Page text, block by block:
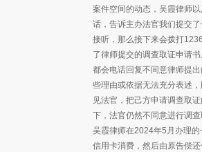
案件空间的动态，吴霞律师
话，告诉主办法官我们提交
接听，那么接下来会拨打
了律师提交的调查取证申请
都会电话回复不同意律师提
些理由或依据无法充分表述
见法官，把己方申请调查取
下，法官仍然不同意进行调
吴霞律师在2024年5月办理
信用卡消费，然后由原告偿